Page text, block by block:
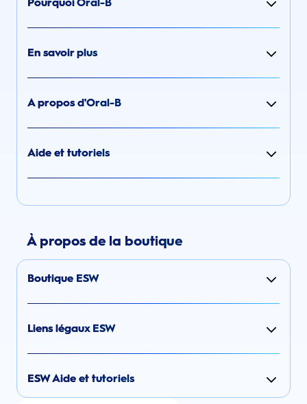
En savoir plus
A propos d'Oral-B
Aide et tutoriels
À propos de la boutique
Boutique ESW
Liens légaux ESW
ESW Aide et tutoriels